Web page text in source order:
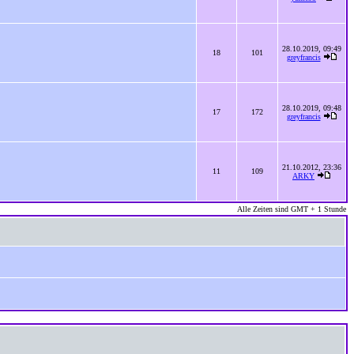
18 101
28.10.2019, 09:49
greyfrancis
17 172
28.10.2019, 09:48
greyfrancis
11 109
21.10.2012, 23:36
ARKY
Alle Zeiten sind GMT + 1 Stunde